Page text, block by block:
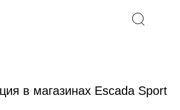
в магазинах Escada Sport